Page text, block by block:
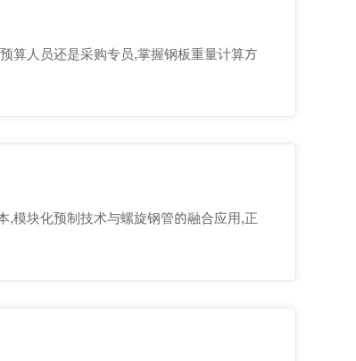
算人员还是采购专员,掌握钢板重量计算方
,模块化预制技术与螺旋钢管的融合应用,正